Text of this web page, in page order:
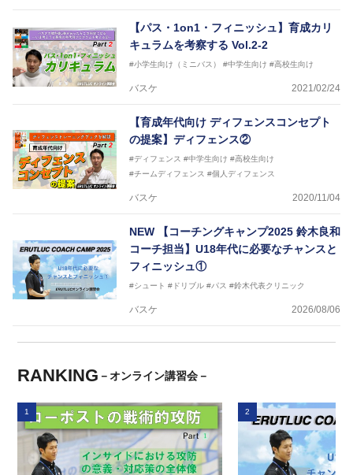
【パス・1on1・フィニッシュ】育成カリ
キュラムを考察する Vol.2-2
#小学生向け（ミニバス） #中学生向け #高校生向け
バスケ 2021/02/24
【育成年代向け ディフェンスコンセプト
の提案】ディフェンス②
#ディフェンス #中学生向け #高校生向け
#チームディフェンス #個人ディフェンス
バスケ 2020/11/04
NEW
【コーチングキャンプ2025 鈴木良和
コーチ担当】U18年代に必要なチャンスと
フィニッシュ①
#シュート #ドリブル #パス #鈴木代表クリニック
バスケ 2026/08/06
RANKING －オンライン講習会－
1 2